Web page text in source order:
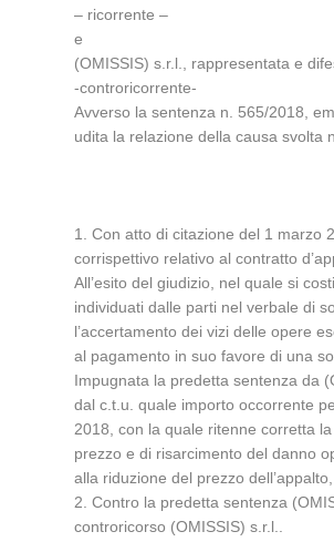
– ricorrente –
e
(OMISSIS) s.r.l., rappresentata e
-controricorrente-
Avverso la sentenza n. 565/2018,
udita la relazione della causa svolta
1. Con atto di citazione del 1 marzo
corrispettivo relativo al contratto
All’esito del giudizio, nel quale si
individuati dalle parti nel verbale di
l’accertamento dei vizi delle opere
al pagamento in suo favore di una
Impugnata la predetta sentenza da
dal c.t.u. quale importo occorrente
2018, con la quale ritenne corretta
prezzo e di risarcimento del danno
alla riduzione del prezzo
2. Contro la predetta sentenza
controricorso (OMISSIS) s.r.l..